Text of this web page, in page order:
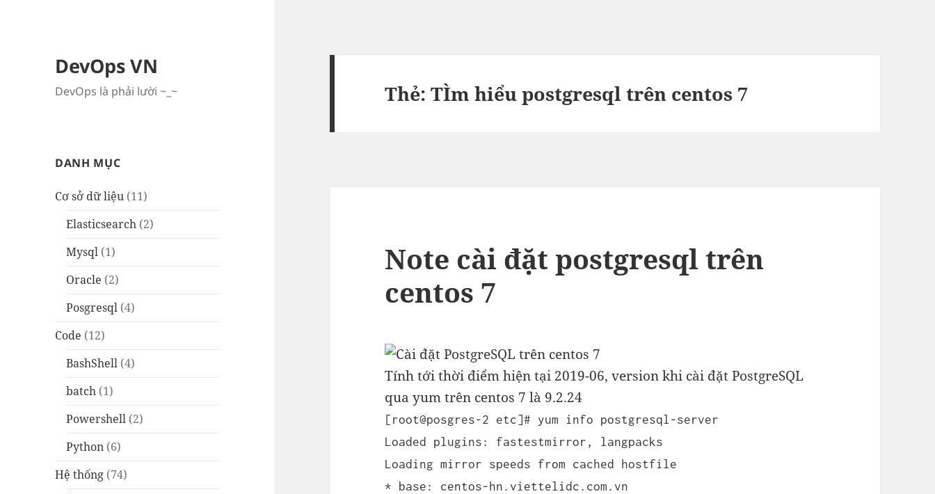
DevOps VN
DevOps là phải lười ~_~
DANH MỤC
Cơ sở dữ liệu (11)
Elasticsearch (2)
Mysql (1)
Oracle (2)
Posgresql (4)
Code (12)
BashShell (4)
batch (1)
Powershell (2)
Python (6)
Hệ thống (74)
Thẻ:TÌm hiểu postgresql trên centos 7
Note cài đặt postgresql trên
centos 7
Tính tới thời điểm hiện tại 2019-06, version khi cài đặt PostgreSQL
qua yum trên centos 7 là 9.2.24
[root@posgres-2 etc]# yum info postgresql-server
Loaded plugins: fastestmirror, langpacks
Loading mirror speeds from cached hostfile
* base: centos-hn.viettelidc.com.vn